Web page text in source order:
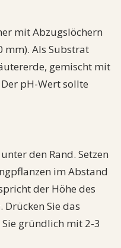
mit Abzugslöchern
mm). Als Substrat
gemischt mit
pH-Wert sollte
den Rand. Setzen
im Abstand
der Höhe des
Sie das
gründlich mit 2-3